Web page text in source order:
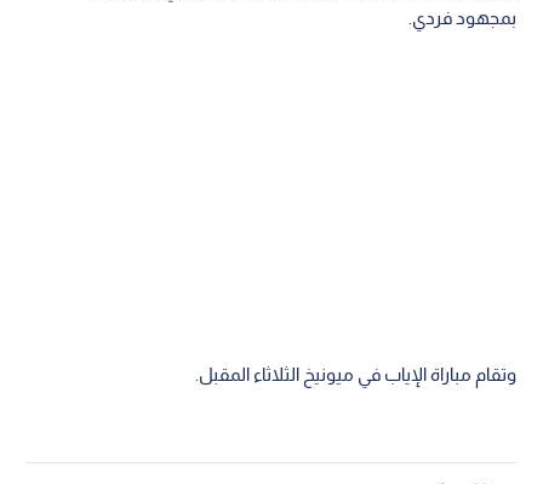
بمجهود فردي.
وتقام مباراة الإياب في ميونيخ الثلاثاء المقبل.